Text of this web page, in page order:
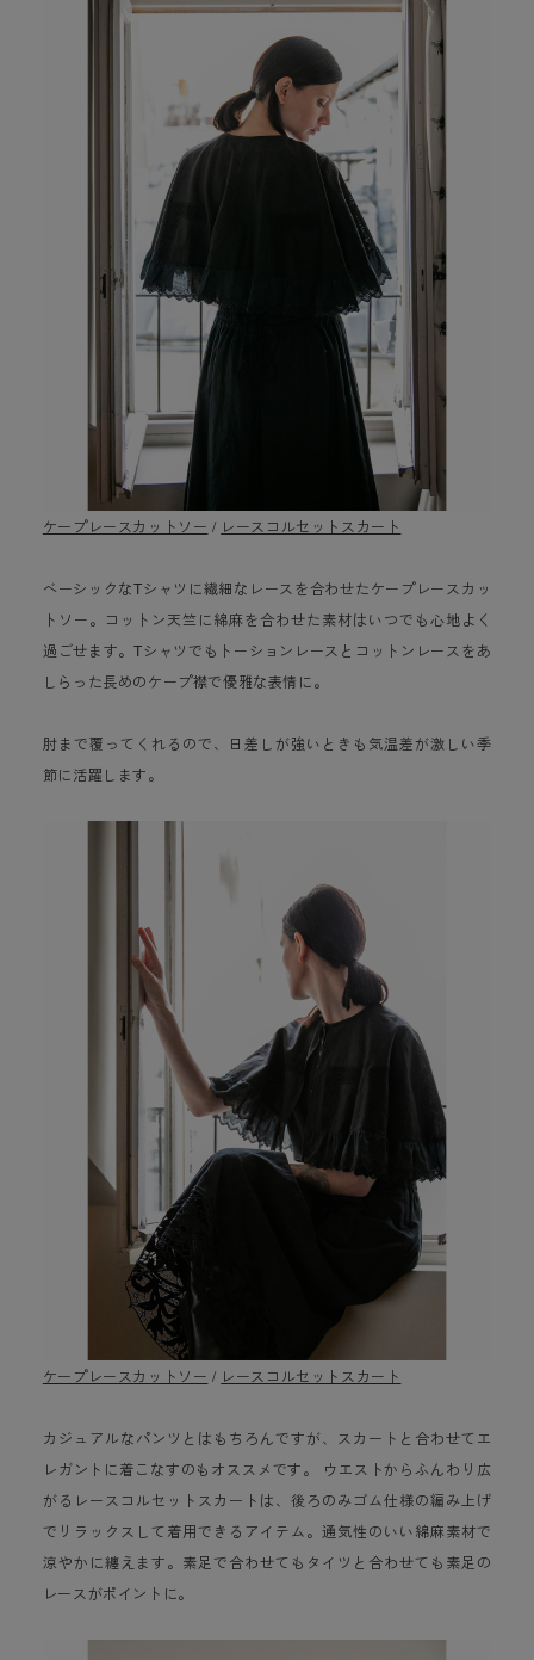
ケープレースカットソー / レースコルセットスカート
ベーシックなTシャツに繊細なレースを合わせたケープレースカッ
トソー。コットン天竺に綿麻を合わせた素材はいつでも心地よく
過ごせます。Tシャツでもトーションレースとコットンレースをあ
しらった長めのケープ襟で優雅な表情に。
肘まで覆ってくれるので、日差しが強いときも気温差が激しい季
節に活躍します。
ケープレースカットソー / レースコルセットスカート
カジュアルなパンツとはもちろんですが、スカートと合わせてエ
レガントに着こなすのもオススメです。 ウエストからふんわり広
がるレースコルセットスカートは、後ろのみゴム仕様の編み上げ
でリラックスして着用できるアイテム。通気性のいい綿麻素材で
涼やかに纏えます。素足で合わせてもタイツと合わせても素足の
レースがポイントに。